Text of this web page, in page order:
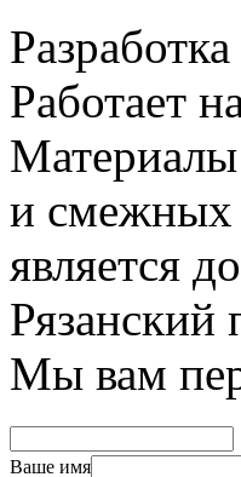
Работает
и смежных
является
Рязанский
Мы вам
Ваше имя